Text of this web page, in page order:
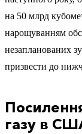
на 50 млрд
нарощуванням
незапланованих
призвести до
газу в